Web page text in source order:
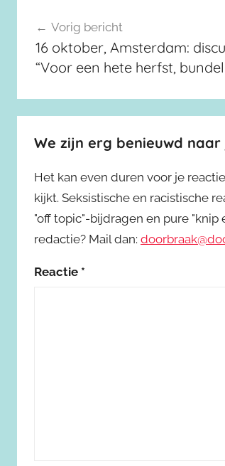
Berichtnavigatie
Vorig bericht
16 oktober, Amsterdam:
“Voor een hete herfst,
We zijn erg benieuwd
Het kan even duren voor je
kijkt. Seksistische en racistische
"off topic"-bijdragen en pure
redactie? Mail dan:
Reactie *